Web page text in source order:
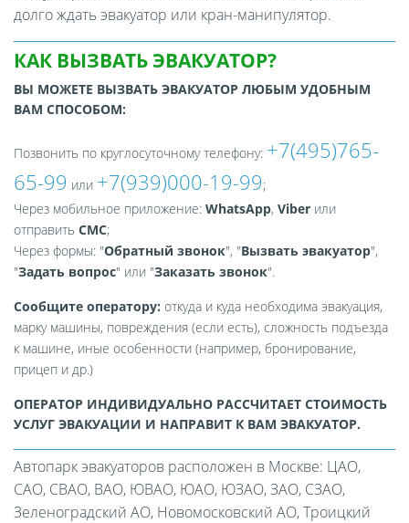
долго ждать эвакуатор или кран-манипулятор.
КАК ВЫЗВАТЬ ЭВАКУАТОР?
ВЫ МОЖЕТЕ ВЫЗВАТЬ ЭВАКУАТОР ЛЮБЫМ УДОБНЫМ
ВАМ СПОСОБОМ:
Позвонить по круглосуточному телефону: +7(495)765-
65-99 или +7(939)000-19-99;
Через мобильное приложение: WhatsApp, Viber или
отправить СМС;
Через формы: "Обратный звонок", "Вызвать эвакуатор",
"Задать вопрос" или "Заказать звонок".
Сообщите оператору: откуда и куда необходима эвакуация,
марку машины, повреждения (если есть), сложность подъезда
к машине, иные особенности (например, бронирование,
прицеп и др.)
ОПЕРАТОР ИНДИВИДУАЛЬНО РАССЧИТАЕТ СТОИМОСТЬ
УСЛУГ ЭВАКУАЦИИ И НАПРАВИТ К ВАМ ЭВАКУАТОР.
Автопарк эвакуаторов расположен в Москве: ЦАО,
САО, СВАО, ВАО, ЮВАО, ЮАО, ЮЗАО, ЗАО, СЗАО,
Зеленоградский АО, Новомосковский АО, Троицкий